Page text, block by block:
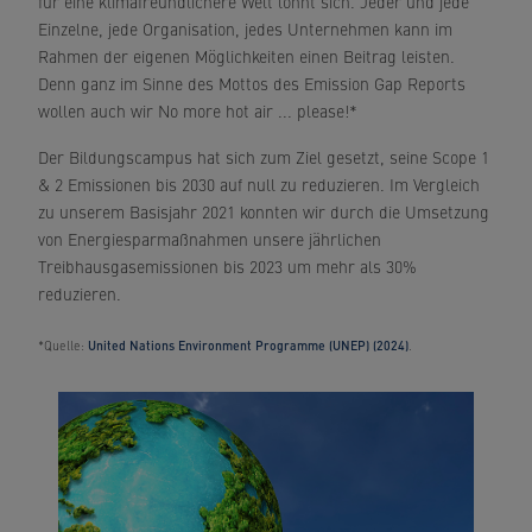
Einzelne, jede Organisation, jedes Unternehmen kann im
Rahmen der eigenen Möglichkeiten einen Beitrag leisten.
Denn ganz im Sinne des Mottos des Emission Gap Reports
wollen auch wir No more hot air ... please!*
Der Bildungscampus hat sich zum Ziel gesetzt, seine Scope 1
& 2 Emissionen bis 2030 auf null zu reduzieren. Im Vergleich
zu unserem Basisjahr 2021 konnten wir durch die Umsetzung
von Energiesparmaßnahmen unsere jährlichen
Treibhausgasemissionen bis 2023 um mehr als 30%
reduzieren.
*Quelle: United Nations Environment Programme (UNEP) (2024)